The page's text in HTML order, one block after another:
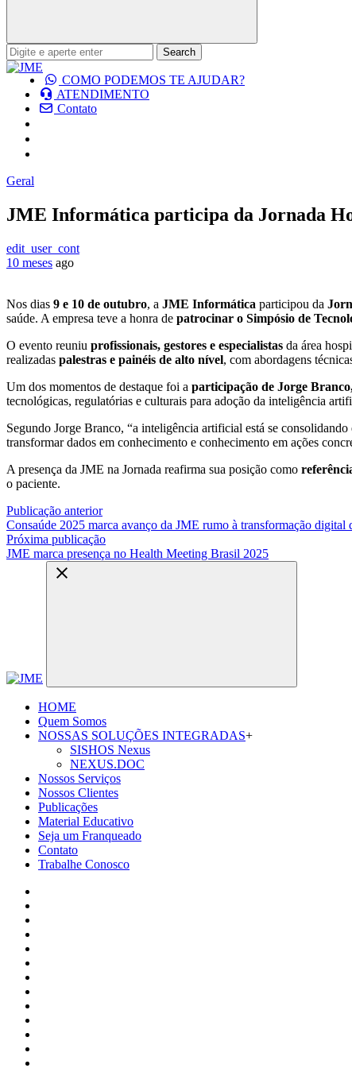
COMO PODEMOS TE AJUDAR?
ATENDIMENTO
Contato
Geral
JME Informática participa da Jornada
edit_user_cont
10 meses ago
Nos dias 9 e 10 de outubro, a JME Informática participou da
saúde. A empresa teve a honra de patrocinar o Simpósio de
O evento reuniu profissionais, gestores e especialistas da área
realizadas palestras e painéis de alto nível, com abordagens
Um dos momentos de destaque foi a participação de Jorge
tecnológicas, regulatórias e culturais para adoção da inteligência
Segundo Jorge Branco, “a inteligência artificial está se
transformar dados em conhecimento e conhecimento em ações
A presença da JME na Jornada reafirma sua posição como
o paciente.
Publicação anterior
Consaúde 2025 marca avanço da JME rumo à transformação digital
Próxima publicação
JME marca presença no Health Meeting Brasil 2025
HOME
Quem Somos
NOSSAS SOLUÇÕES INTEGRADAS+
SISHOS Nexus
NEXUS.DOC
Nossos Serviços
Nossos Clientes
Publicações
Material Educativo
Seja um Franqueado
Contato
Trabalhe Conosco